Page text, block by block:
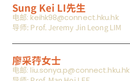
Sung Kei LI先生
电邮: keihk98@connect.hku.hk
导师: Prof. Jeremy Jin Leong LIM
廖采荇女士
电邮: liu.sonya.p@connect.hku.hk